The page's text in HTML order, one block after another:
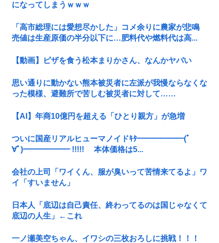
になってしまうｗｗｗ
「高市総理には愛想尽かした」コメ余りに農家が悲鳴
売値は生産原価の半分以下に…肥料代や燃料代は高...
【動画】ピザを食う松本まりかさん、なんかヤバい
思い通りに動かない熊本被災者に左派が我慢ならなくな
った模様、避難所で苦しむ被災者に対して……
【AI】年商10億円を超える「ひとり親方」が急増
ついに国産リアルヒューマノイドｷﾀ━━━━━━(ﾟ
∀ﾟ)━━━━━━ !!!!! 本体価格は5...
会社の上司「ワイくん、服が臭いって苦情来てるよ」ワ
イ「すいません」
日本人「底辺は自己責任、終わってるのは国じゃなくて
底辺の人生」←これ
一ノ瀬美空ちゃん、イワシの三枚おろしに挑戦！！！